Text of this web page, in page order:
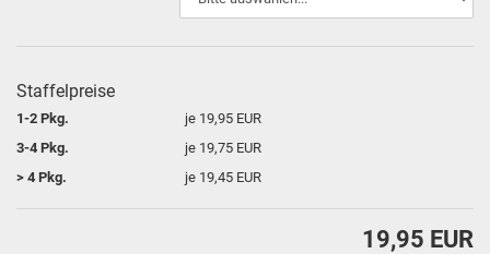
Staffelpreise
1-2 Pkg.
je 19,95 EUR
3-4 Pkg.
je 19,75 EUR
> 4 Pkg.
je 19,45 EUR
19,95 EUR